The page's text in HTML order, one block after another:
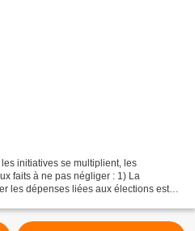
initiatives se multiplient, les
faits à ne pas négliger : 1) La
les dépenses liées aux élections est